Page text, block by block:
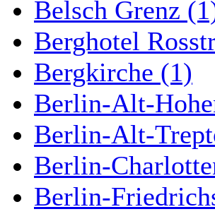
Belsch Grenz
Berghotel
Bergkirche (1)
Berlin-Alt-
Berlin-Alt-
Berlin-
Berlin-